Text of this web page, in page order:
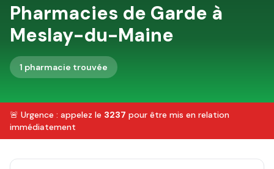
Pharmacies de Garde à
Meslay-du-Maine
1 pharmacie trouvée
🚨 Urgence : appelez le 3237 pour être mis en relation
immédiatement